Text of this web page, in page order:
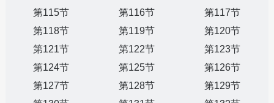
第115节
第116节
第117节
第118节
第119节
第120节
第121节
第122节
第123节
第124节
第125节
第126节
第127节
第128节
第129节